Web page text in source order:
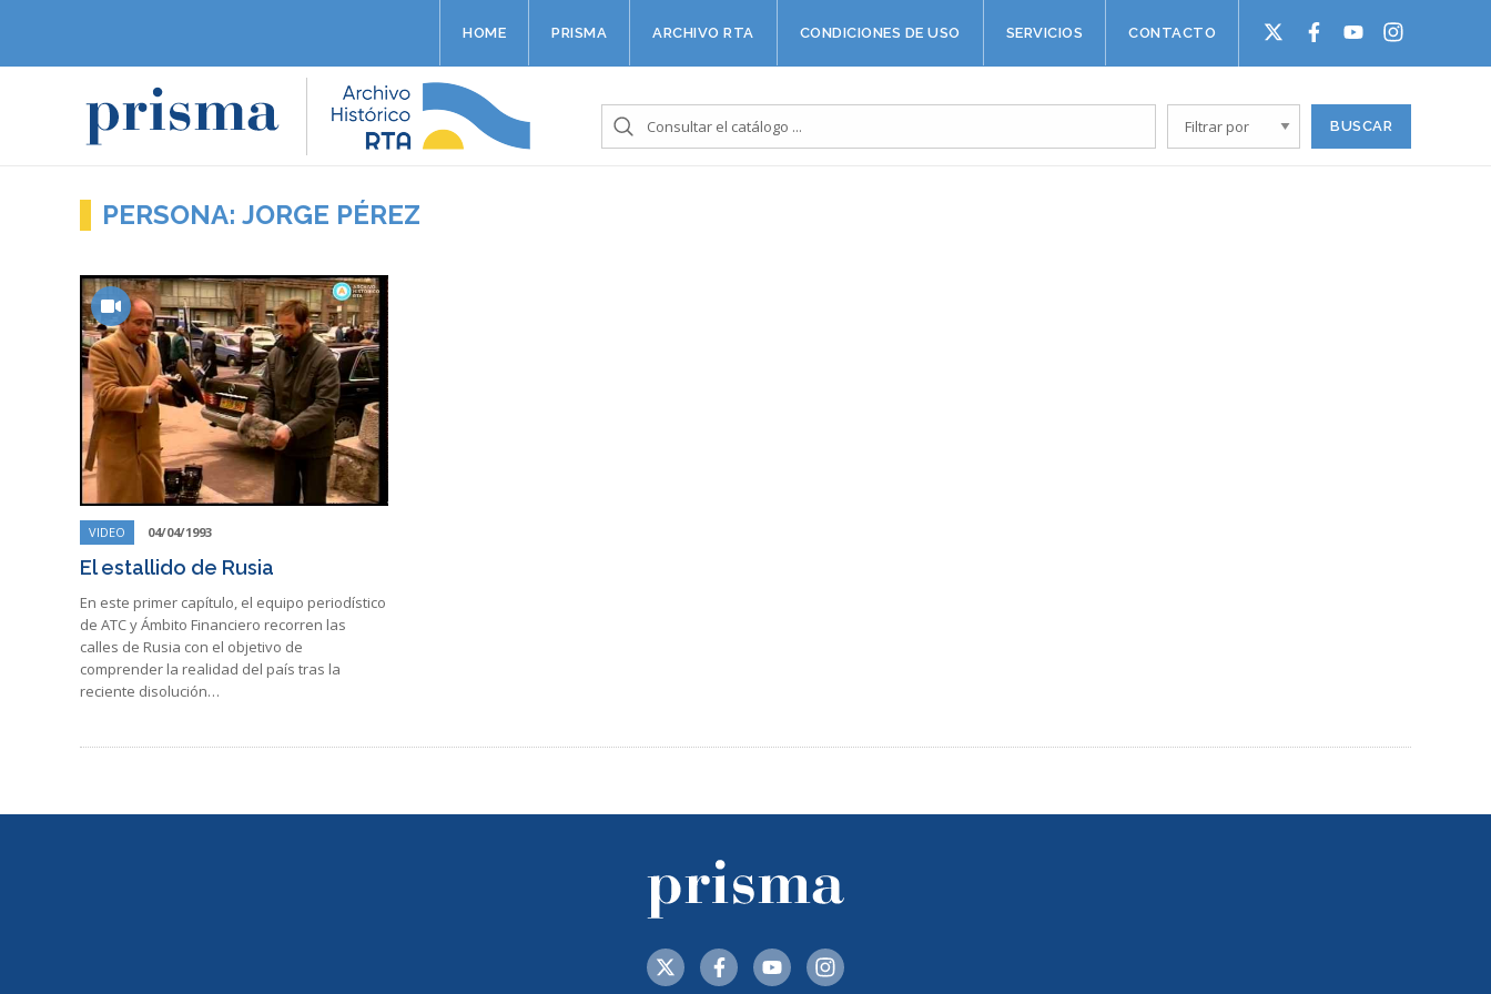
HOME PRISMA ARCHIVO RTA CONDICIONES DE USO SERVICIOS CONTACTO
PERSONA: JORGE PÉREZ
VIDEO 04/04/1993
El estallido de Rusia
En este primer capítulo, el equipo periodístico
de ATC y Ámbito Financiero recorren las
calles de Rusia con el objetivo de
comprender la realidad del país tras la
reciente disolución…